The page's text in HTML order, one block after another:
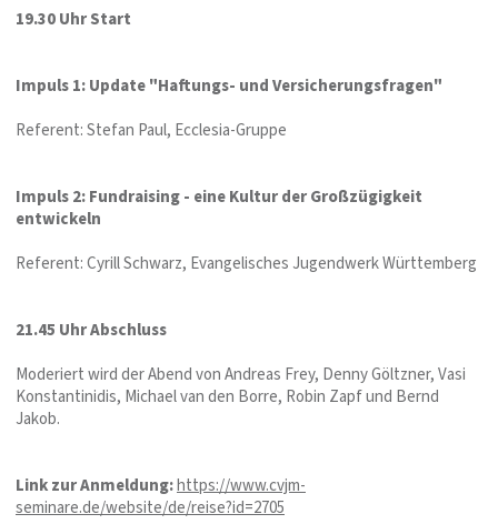
19.30 Uhr Start
Impuls 1: Update "Haftungs- und Versicherungsfragen"
Referent: Stefan Paul, Ecclesia-Gruppe
Impuls 2: Fundraising - eine Kultur der Großzügigkeit
entwickeln
Referent: Cyrill Schwarz, Evangelisches Jugendwerk Württemberg
21.45 Uhr Abschluss
Moderiert wird der Abend von Andreas Frey, Denny Göltzner, Vasi
Konstantinidis, Michael van den Borre, Robin Zapf und Bernd
Jakob.
Link zur Anmeldung:https://www.cvjm-
seminare.de/website/de/reise?id=2705